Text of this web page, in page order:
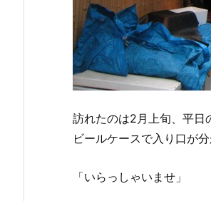
訪れたのは2月上旬、平日
ビールケースで入り口が
「いらっしゃいませ」